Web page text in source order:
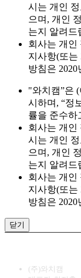
시는 개인
으며, 개인
는지 알려드
회사는 개인
지사항(또는
방침은
"와치캠”은
시하며, “정
률을 준수하
회사는 개인
시는 개인
으며, 개인
는지 알려드
회사는 개인
지사항(또는
방침은
닫기
(주)와치캠